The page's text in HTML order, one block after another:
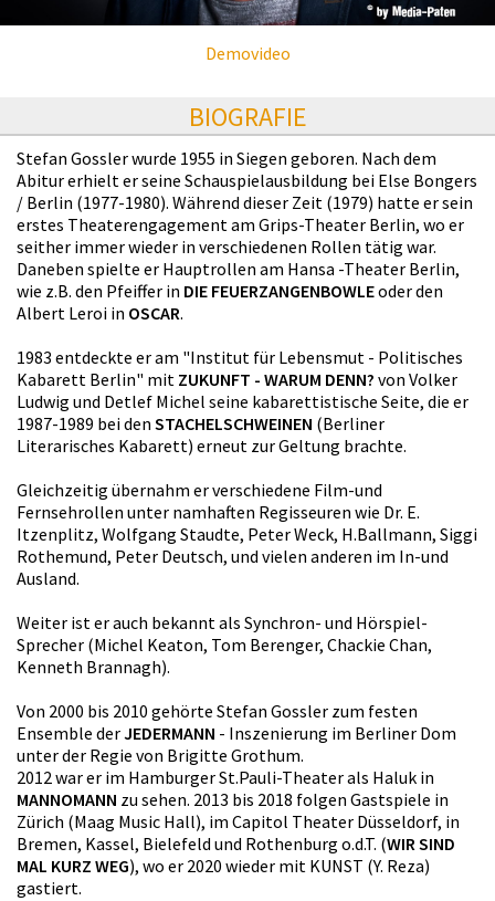
Demovideo
BIOGRAFIE
Stefan Gossler wurde 1955 in Siegen geboren. Nach dem
Abitur erhielt er seine Schauspielausbildung bei Else Bongers
/ Berlin (1977-1980). Während dieser Zeit (1979) hatte er sein
erstes Theaterengagement am Grips-Theater Berlin, wo er
seither immer wieder in verschiedenen Rollen tätig war.
Daneben spielte er Hauptrollen am Hansa -Theater Berlin,
wie z.B. den Pfeiffer in DIE FEUERZANGENBOWLEoder den
Albert Leroi in OSCAR.
1983 entdeckte er am "Institut für Lebensmut - Politisches
Kabarett Berlin" mit ZUKUNFT - WARUM DENN? von Volker
Ludwig und Detlef Michel seine kabarettistische Seite, die er
1987-1989 bei den STACHELSCHWEINEN (Berliner
Literarisches Kabarett) erneut zur Geltung brachte.
Gleichzeitig übernahm er verschiedene Film-und
Fernsehrollen unter namhaften Regisseuren wie Dr. E.
Itzenplitz, Wolfgang Staudte, Peter Weck, H.Ballmann, Siggi
Rothemund, Peter Deutsch, und vielen anderen im In-und
Ausland.
Weiter ist er auch bekannt als Synchron- und Hörspiel-
Sprecher (Michel Keaton, Tom Berenger, Chackie Chan,
Kenneth Brannagh).
Von 2000 bis 2010 gehörte Stefan Gossler zum festen
Ensemble derJEDERMANN - Inszenierung im Berliner Dom
unter der Regie von Brigitte Grothum.
2012 war er im Hamburger St.Pauli-Theater als Haluk in
MANNOMANN zu sehen. 2013 bis 2018 folgen Gastspiele in
Zürich (Maag Music Hall), im Capitol Theater Düsseldorf, in
Bremen, Kassel, Bielefeld und Rothenburg o.d.T. (WIR SIND
MAL KURZ WEG), wo er 2020 wieder mit KUNST (Y. Reza)
gastiert.